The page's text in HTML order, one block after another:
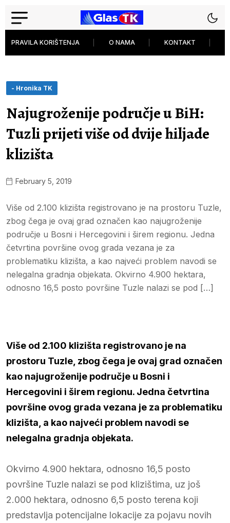
PRAVILA KORIŠTENJA O NAMA KONTAKT
- Hronika TK
Najugroženije područje u BiH:
Tuzli prijeti više od dvije hiljade
klizišta
February 5, 2019
Više od 2.100 klizišta registrovano je na prostoru Tuzle,
zbog čega je ovaj grad označen kao najugroženije
područje u Bosni i Hercegovini i širem regionu. Jedna
četvrtina površine ovog grada vezana je za
problematiku klizišta, a kao najveći problem navodi se
nelegalna gradnja objekata. Okvirno 4.900 hektara,
odnosno 16,5 posto površine Tuzle nalazi se pod […]
Više od 2.100 klizišta registrovano je na
prostoru Tuzle, zbog čega je ovaj grad označen
kao najugroženije područje u Bosni i
Hercegovini i širem regionu. Jedna četvrtina
površine ovog grada vezana je za problematiku
klizišta, a kao najveći problem navodi se
nelegalna gradnja objekata.
Okvirno 4.900 hektara, odnosno 16,5 posto
površine Tuzle nalazi se pod klizištima, uz još
2.000 hektara, odnosno 6,5 posto terena koji
predstavlja potencijalne lokacije za pojavu novih